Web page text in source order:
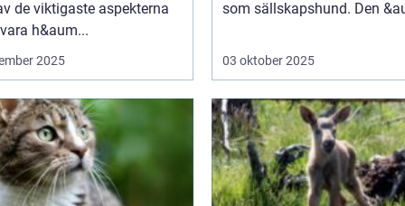
de viktigaste aspekterna
h&aum...
2025
som sällskapshund. Den
03 oktober 2025